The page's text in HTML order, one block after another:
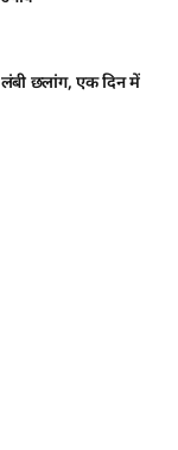
छलांग, एक दिन में